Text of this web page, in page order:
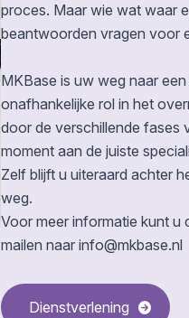
proces. Maar wie wat waar
beantwoorden vragen voor
MKBase is uw weg naar
onafhankelijke rol in het
door de verschillende fases
moment aan de juiste
Zelf blijft u uiteraard achter
weg.
Voor meer informatie kunt
mailen naar info@mkbase.nl
Dienstverlening